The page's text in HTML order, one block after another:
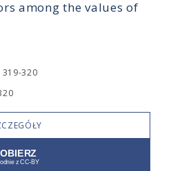
among the values of
320